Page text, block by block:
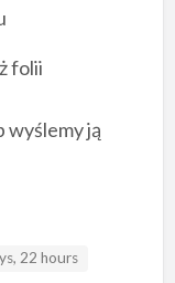
folii
wyślemy ją
22 hours